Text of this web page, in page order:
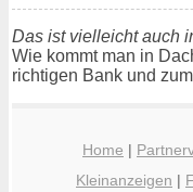
Das ist vielleicht auch
Wie kommt man in
richtigen Bank und zum
Home |
Kleinanzeigen |